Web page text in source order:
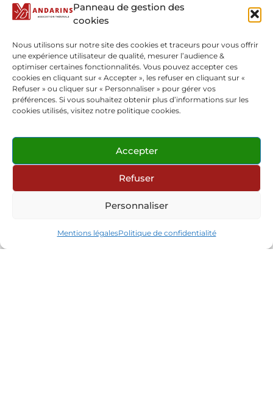
Panneau de gestion des
cookies
Nous utilisons sur notre site des cookies et traceurs pour vous offrir
une expérience utilisateur de qualité, mesurer l’audience &
optimiser certaines fonctionnalités. Vous pouvez accepter ces
cookies en cliquant sur « Accepter », les refuser en cliquant sur «
Refuser » ou cliquer sur « Personnaliser » pour gérer vos
préférences. Si vous souhaitez obtenir plus d’informations sur les
cookies utilisés, visitez notre politique cookies.
Accepter
Refuser
Personnaliser
Mentions légalesPolitique de confidentialité
Site web